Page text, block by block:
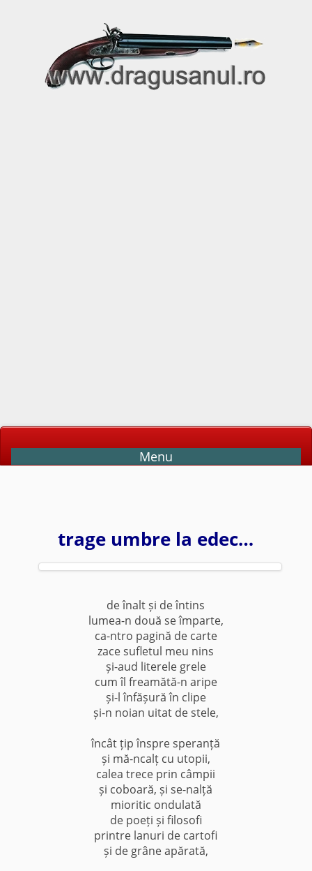
Menu
trage umbre la edec…
de înalt și de întins
lumea-n două se împarte,
ca-ntro pagină de carte
zace sufletul meu nins
și-aud literele grele
cum îl freamătă-n aripe
și-l înfășură în clipe
și-n noian uitat de stele,
încât țip înspre speranță
și mă-ncalț cu utopii,
calea trece prin câmpii
și coboară, și se-nalță
mioritic ondulată
de poeți și filosofi
printre lanuri de cartofi
și de grâne apărată,